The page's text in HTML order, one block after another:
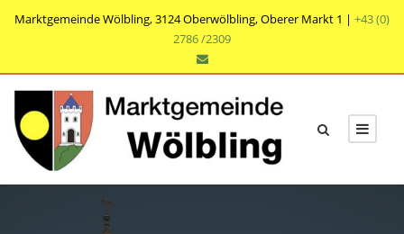
Marktgemeinde Wölbling, 3124 Oberwölbling, Oberer Markt 1 | +43 (0)
2786 /2309